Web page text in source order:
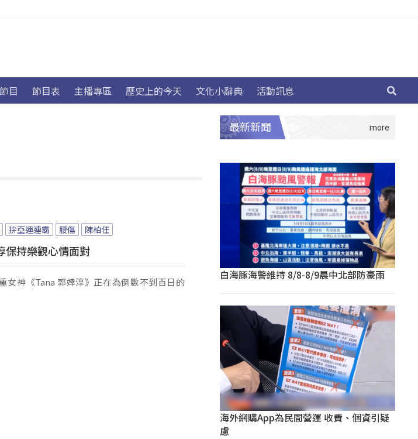
目 節目表 主播專區 歷史上的今天 文化小辭典 活動訊息
拚亞運連霸 腰傷 陳柏任
保持樂觀心情面對
女神《Tana 郭婞淳》正在為倒數不到百日的
最新新聞
白海豚海警維持 8/8-8/9晨中北部防豪雨
海外網購App為民間營運 收費、個資引疑
慮